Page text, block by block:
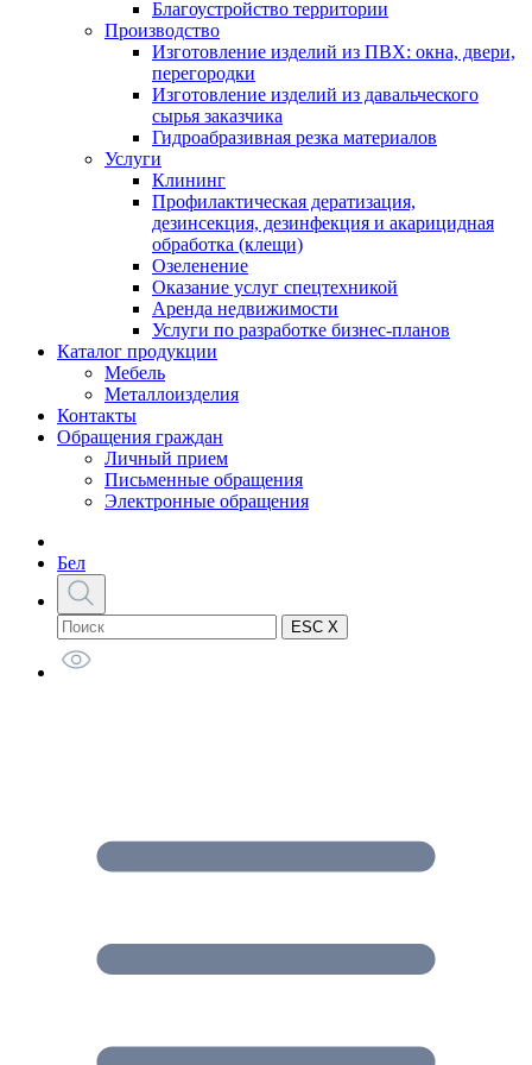
Благоустройство территории
Производство
Изготовление изделий из ПВХ: окна, двери,
перегородки
Изготовление изделий из давальческого
сырья заказчика
Гидроабразивная резка материалов
Услуги
Клининг
Профилактическая дератизация,
дезинсекция, дезинфекция и акарицидная
обработка (клещи)
Озеленение
Оказание услуг спецтехникой
Аренда недвижимости
Услуги по разработке бизнес-планов
Каталог продукции
Мебель
Металлоизделия
Контакты
Обращения граждан
Личный прием
Письменные обращения
Электронные обращения
Бел
ESC X